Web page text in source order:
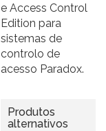
e Access Control
Edition para
sistemas de
controlo de
acesso Paradox.
Produtos
alternativos